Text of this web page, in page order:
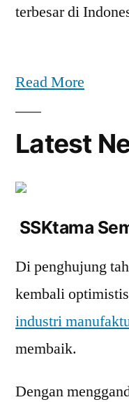
terbesar di
Read More
Latest
SSKtama
Di penghujung
kembali
industri
membaik.
Dengan